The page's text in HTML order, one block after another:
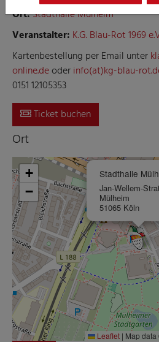
Ort:Stadthalle Mülheim
Veranstalter: K.G. Blau-Rot 1969
Kartenbestellung per Email unter
online.deoderinfo(at)kg-blau-
0151 12105353
Ticket buchen
Ort
Stadthalle
Jan-Wellem-
Mülheim
51065 Köln
+
−
Leaflet | Map